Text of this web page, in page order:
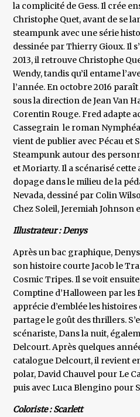
la complicité de Gess. Il crée
Christophe Quet, avant de se
steampunk avec une série
dessinée par Thierry Gioux. Il
2013, il retrouve Christophe
Wendy, tandis qu’il entame
l’année. En octobre 2016
sous la direction de Jean Van
Corentin Rouge. Fred adapte
Cassegrain le roman
vient de publier avec Pécau et
Steampunk autour des
et Moriarty. Il a scénarisé
dopage dans le milieu de la
Nevada, dessiné par Colin
Chez Soleil, Jeremiah
Illustrateur : Denys
Après un bac graphique,
son histoire courte Jacob le
Cosmic Tripes. Il se voit
Comptine d’Halloween par les
apprécie d’emblée les histoires
partage le goût des thrillers.
scénariste, Dans la nuit,
Delcourt. Après quelques
catalogue Delcourt, il revient
polar, David Chauvel pour Le
puis avec Luca Blengino pour
Coloriste : Scarlett